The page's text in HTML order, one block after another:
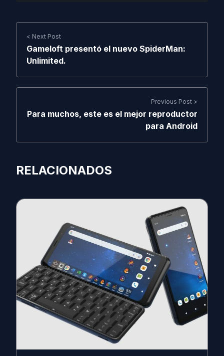
< Next Post
Gameloft presentó el nuevo SpiderMan:
Unlimited.
Previous Post >
Para muchos, este es el mejor reproductor
para Android
RELACIONADOS